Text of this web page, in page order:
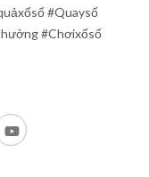
#Quaysố
#Chơixổsố